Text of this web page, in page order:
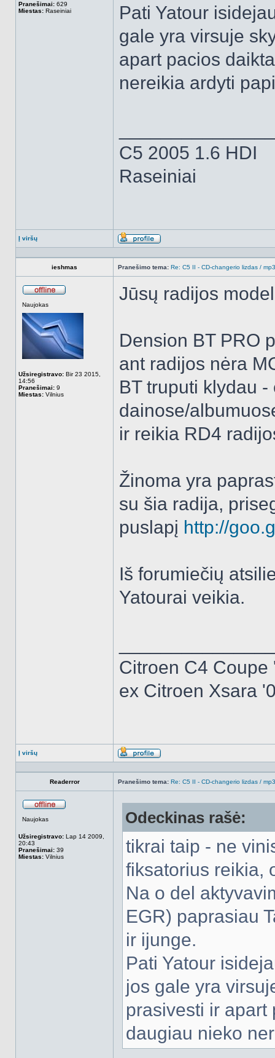
Pranešimai: 629
Miestas: Raseiniai
Pati Yatour
gale yra virsuje
apart pacios
nereikia ardyti
C5 2005 1.6 HDI
Raseiniai
Į viršų
Aprašymas
ieshmas Pranešimo tema: Re: C5 II - CD-changerio lizdas /
Naujokas
Užsiregistravo: Bir 23 2015,
14:56
Pranešimai: 9
Miestas: Vilnius
Jūsų radijos
Dension BT PRO
ant radijos nėra
BT truputi klydau
dainose/
ir reikia RD4
Žinoma yra
su šia radija,
puslapį http://
Iš forumiečių
Yatourai veikia.
Citroen C4 Coupe
ex Citroen Xsara
Į viršų
Aprašymas
Readerror Pranešimo tema: Re: C5 II - CD-changerio lizdas /
Naujokas
Užsiregistravo: Lap 14 2009,
20:43
Pranešimai: 39
Miestas: Vilnius
Odeckinas rašė:
tikrai taip - ne
fiksatorius reikia,
Na o del
EGR) paprasiau
ir ijunge.
Pati Yatour
jos gale yra
prasivesti ir apart
daugiau nieko